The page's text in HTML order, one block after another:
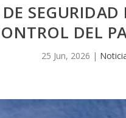
SEGURIDAD
DEL
25 Jun, 2026 |